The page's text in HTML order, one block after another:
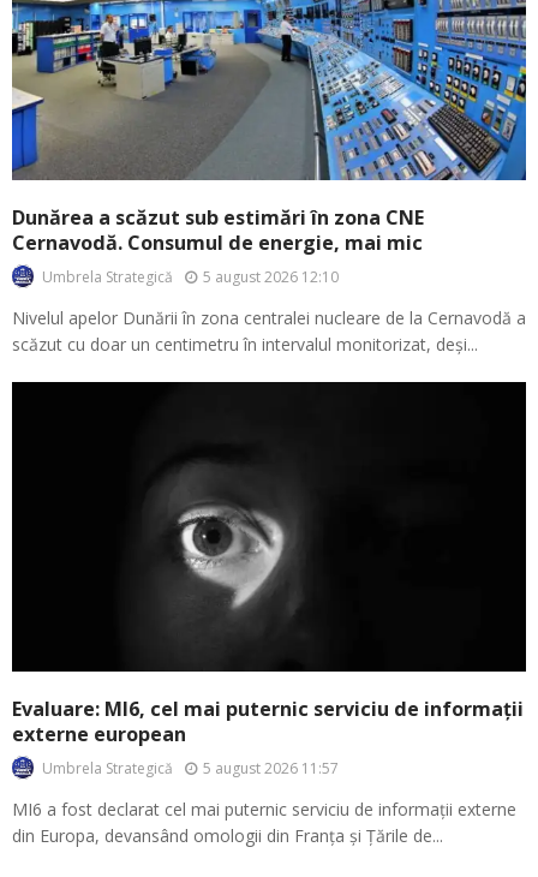
Dunărea a scăzut sub estimări în zona CNE
Cernavodă. Consumul de energie, mai mic
Umbrela Strategică 5 august 2026 12:10
Nivelul apelor Dunării în zona centralei nucleare de la Cernavodă a
scăzut cu doar un centimetru în intervalul monitorizat, deși...
Evaluare: MI6, cel mai puternic serviciu de informații
externe european
Umbrela Strategică 5 august 2026 11:57
MI6 a fost declarat cel mai puternic serviciu de informații externe
din Europa, devansând omologii din Franța și Țările de...